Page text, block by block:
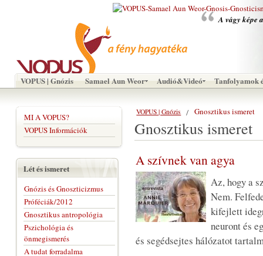
A vágy képe
VOPUS | Gnózis Samael Aun Weor Audió&Videó Tanfolyamok
VOPUS | Gnózis Gnosztikus ismeret
Gnosztikus ismeret
A szívnek van agya
Az, hogy a
Nem.
kifejlett
neuront és
és segédsejtes hálózatot
MI A VOPUS?
VOPUS Információk
Lét és ismeret
Gnózis és Gnoszticizmus
Próféciák/2012
Gnosztikus antropológia
Pszichológia és
önmegismerés
A tudat forradalma